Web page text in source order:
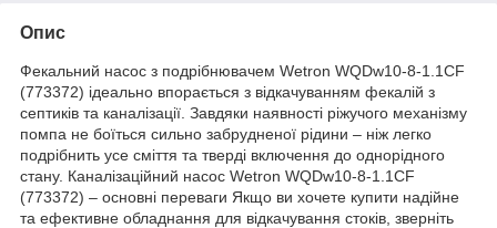
Опис
Фекальний насос з подрібнювачем Wetron WQDw10-8-1.1CF
(773372) ідеально впорається з відкачуванням фекалій з
септиків та каналізації. Завдяки наявності ріжучого механізму
помпа не боїться сильно забрудненої рідини – ніж легко
подрібнить усе сміття та тверді включення до однорідного
стану. Каналізаційний насос Wetron WQDw10-8-1.1CF
(773372) – основні переваги Якщо ви хочете купити надійне
та ефективне обладнання для відкачування стоків, зверніть